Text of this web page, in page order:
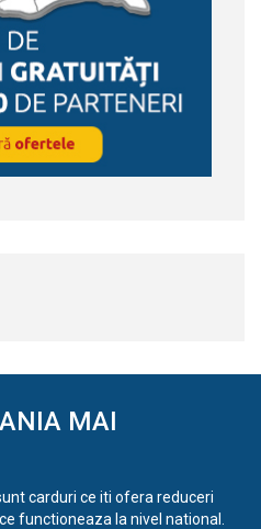
MAI
carduri ce iti ofera reduceri
functioneaza la nivel national.